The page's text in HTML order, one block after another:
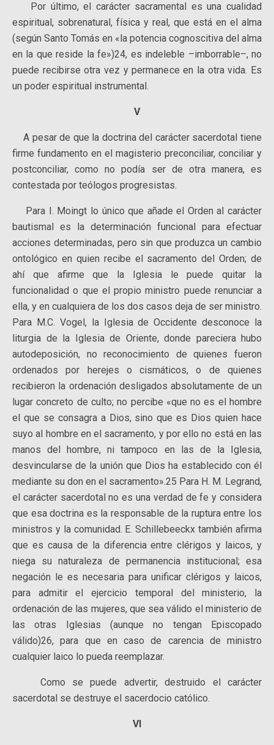
Por último, el carácter sacramental es una cualidad
espiritual, sobrenatural, física y real, que está en el alma
(según Santo Tomás en «la potencia cognoscitiva del alma
en la que reside la fe»)24, es indeleble –imborrable–, no
puede recibirse otra vez y permanece en la otra vida. Es
un poder espiritual instrumental.
V
A pesar de que la doctrina del carácter sacerdotal tiene
firme fundamento en el magisterio preconciliar, conciliar y
postconciliar, como no podía ser de otra manera, es
contestada por teólogos progresistas.
Para I. Moingt lo único que añade el Orden al carácter
bautismal es la determinación funcional para efectuar
acciones determinadas, pero sin que produzca un cambio
ontológico en quien recibe el sacramento del Orden; de
ahí que afirme que la Iglesia le puede quitar la
funcionalidad o que el propio ministro puede renunciar a
ella, y en cualquiera de los dos casos deja de ser ministro.
Para M.C. Vogel, la Iglesia de Occidente desconoce la
liturgia de la Iglesia de Oriente, donde pareciera hubo
autodeposición, no reconocimiento de quienes fueron
ordenados por herejes o cismáticos, o de quienes
recibieron la ordenación desligados absolutamente de un
lugar concreto de culto; no percibe «que no es el hombre
el que se consagra a Dios, sino que es Dios quien hace
suyo al hombre en el sacramento, y por ello no está en las
manos del hombre, ni tampoco en las de la Iglesia,
desvincularse de la unión que Dios ha establecido con él
mediante su don en el sacramento».25 Para H. M. Legrand,
el carácter sacerdotal no es una verdad de fe y considera
que esa doctrina es la responsable de la ruptura entre los
ministros y la comunidad. E. Schillebeeckx también afirma
que es causa de la diferencia entre clérigos y laicos, y
niega su naturaleza de permanencia institucional; esa
negación le es necesaria para unificar clérigos y laicos,
para admitir el ejercicio temporal del ministerio, la
ordenación de las mujeres, que sea válido el ministerio de
las otras Iglesias (aunque no tengan Episcopado
válido)26, para que en caso de carencia de ministro
cualquier laico lo pueda reemplazar.
Como se puede advertir, destruido el carácter
sacerdotal se destruye el sacerdocio católico.
VI